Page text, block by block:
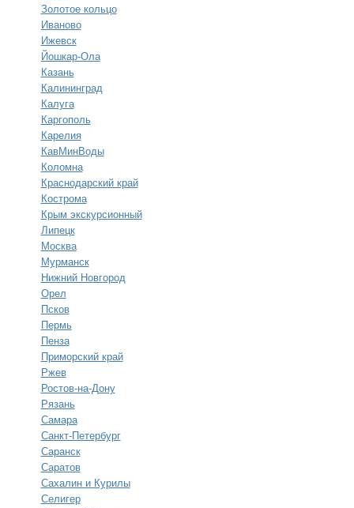
Золотое кольцо
Иваново
Ижевск
Йошкар-Ола
Казань
Калининград
Калуга
Каргополь
Карелия
КавМинВоды
Коломна
Краснодарский край
Кострома
Крым экскурсионный
Липецк
Москва
Мурманск
Нижний Новгород
Орел
Псков
Пермь
Пенза
Приморский край
Ржев
Ростов-на-Дону
Рязань
Самара
Санкт-Петербург
Саранск
Саратов
Сахалин и Курилы
Селигер